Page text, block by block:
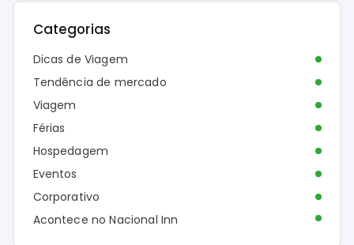
Categorias
Dicas de Viagem
Tendência de mercado
Viagem
Férias
Hospedagem
Eventos
Corporativo
Acontece no Nacional Inn